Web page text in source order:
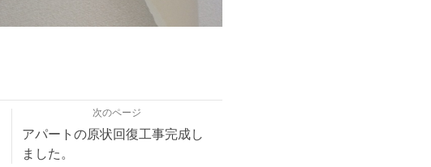
次のページ
アパートの原状回復工事完成し
ました。